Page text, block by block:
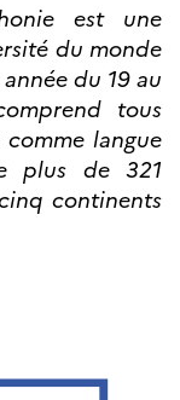
est une
du monde
du 19 au
tous
langue
plus de 321
continents